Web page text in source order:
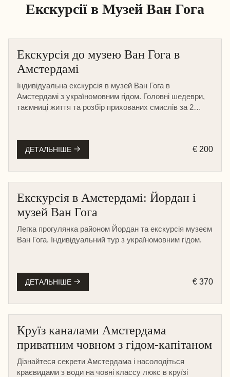
Екскурсії в Музей Ван Гога
Екскурсія до музею Ван Гога в
Амстердамі
Індивідуальна екскурсія в музей Ван Гога в
Амстердамі з україномовним гідом. Головні шедеври,
таємниці життя та розбір прихованих смислів за 2
ДЕТАЛЬНІШЕ € 200
Екскурсія в Амстердамі: Йордан і
музей Ван Гога
Легка прогулянка районом Йордан та екскурсія музеєм
Ван Гога. Індивідуальний тур з україномовним гідом.
ДЕТАЛЬНІШЕ € 370
Круїз каналами Амстердама
приватним човном з гідом-капітаном
Дізнайтеся секрети Амстердама і насолодіться
краєвидами з води на човні классу люкс в круїзі